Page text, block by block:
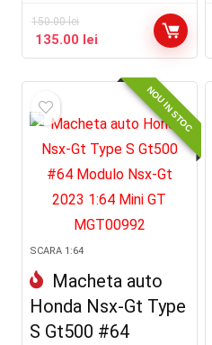
150.00lei
135.00 lei
NOU IN STOC
SCARA 1:64
Macheta auto
Honda Nsx-Gt Type
S Gt500 #64